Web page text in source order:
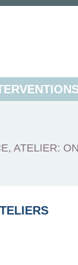
ATELIER: